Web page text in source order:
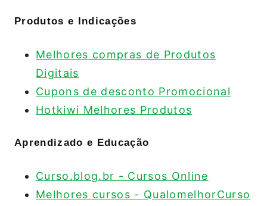
Produtos e Indicações
Melhores compras de Produtos
Digitais
Cupons de desconto Promocional
Hotkiwi Melhores Produtos
Aprendizado e Educação
Curso.blog.br - Cursos Online
Melhores cursos - QualomelhorCurso